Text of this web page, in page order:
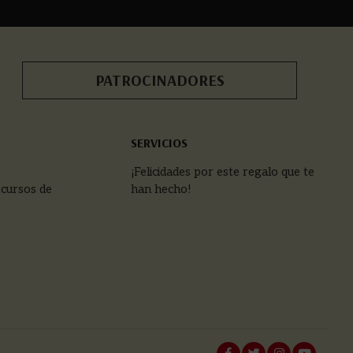
PATROCINADORES
de
SERVICIOS
¡Felicidades por este regalo que te
han hecho!